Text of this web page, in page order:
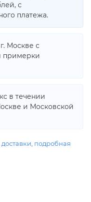
с
платежа.
Москве с
примерки
в течении
и Московской
доставки подробная